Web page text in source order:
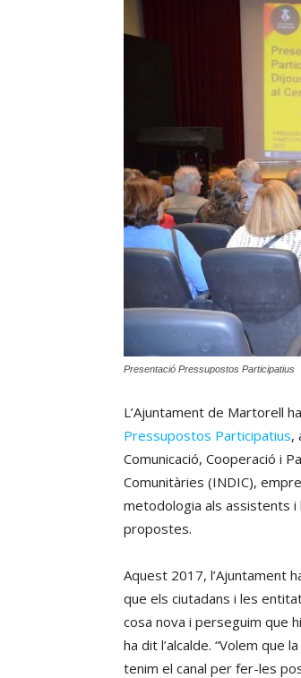
Presentació Pressupostos Participatius
L’Ajuntament de Martorell
Pressupostos Participatius,
Comunicació, Cooperació i
Comunitàries (INDIC),
metodologia als assistents
propostes.
Aquest 2017, l’Ajuntament
que els ciutadans i les
cosa nova i perseguim que
ha dit l’alcalde. “Volem que
tenim el canal per fer-les